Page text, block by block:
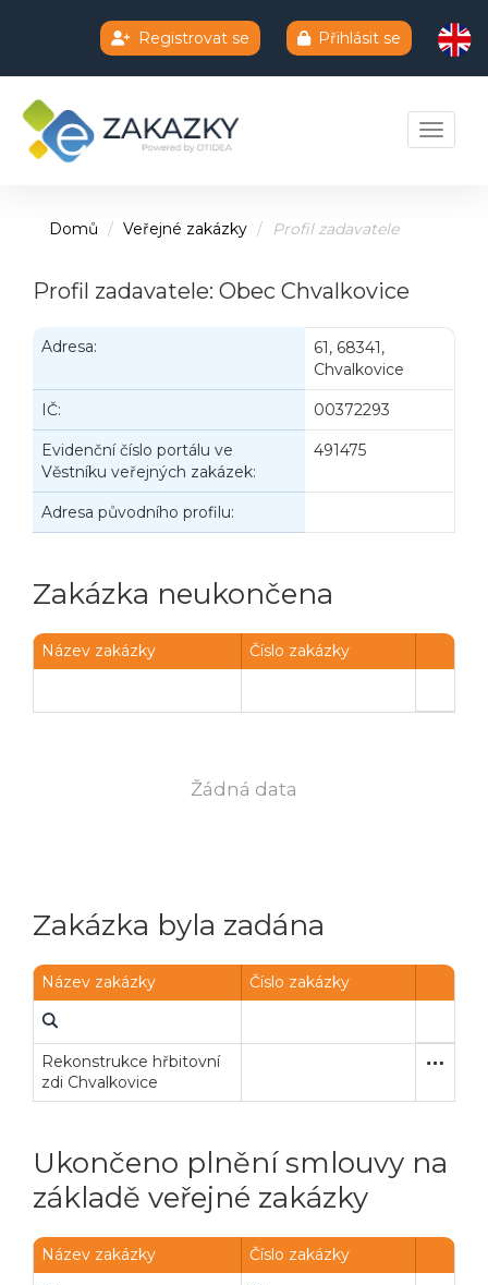
Registrovat se Přihlásit se
Toggle
Domů Veřejné zakázky Profil zadavatele
Profil zadavatele: Obec Chvalkovice
Adresa:
61, 68341,
Chvalkovice
IČ: 00372293
Evidenční číslo portálu ve
Věstníku veřejných zakázek:
491475
Adresa původního profilu:
Zakázka neukončena
Název zakázky Číslo zakázky
Žádná data
Zakázka byla zadána
Název zakázky Číslo zakázky
Rekonstrukce hřbitovní
zdi Chvalkovice
Ukončeno plnění smlouvy na
základě veřejné zakázky
Název zakázky Číslo zakázky
Chatbot e-zakazky